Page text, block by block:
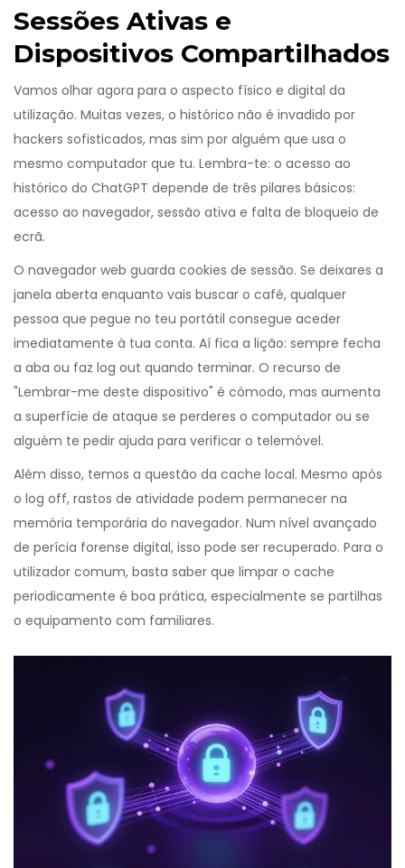
Sessões Ativas e
Dispositivos Compartilhados
Vamos olhar agora para o aspecto físico e digital da
utilização. Muitas vezes, o histórico não é invadido por
hackers sofisticados, mas sim por alguém que usa o
mesmo computador que tu. Lembra-te: o acesso ao
histórico do ChatGPT depende de três pilares básicos:
acesso ao navegador, sessão ativa e falta de bloqueio de
ecrã.
O navegador web guarda cookies de sessão. Se deixares a
janela aberta enquanto vais buscar o café, qualquer
pessoa que pegue no teu portátil consegue aceder
imediatamente à tua conta. Aí fica a lição: sempre fecha
a aba ou faz log out quando terminar. O recurso de
"Lembrar-me deste dispositivo" é cómodo, mas aumenta
a superfície de ataque se perderes o computador ou se
alguém te pedir ajuda para verificar o telemóvel.
Além disso, temos a questão da cache local. Mesmo após
o log off, rastos de atividade podem permanecer na
memória temporária do navegador. Num nível avançado
de perícia forense digital, isso pode ser recuperado. Para o
utilizador comum, basta saber que limpar o cache
periodicamente é boa prática, especialmente se partilhas
o equipamento com familiares.